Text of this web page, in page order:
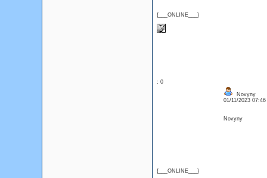
{___ONLINE___}
: 0
{___ONLINE___}
Novyny
01/11/2023
Novyny